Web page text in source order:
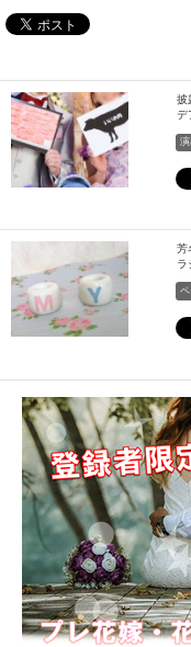
披
デ
演
芳
ラ